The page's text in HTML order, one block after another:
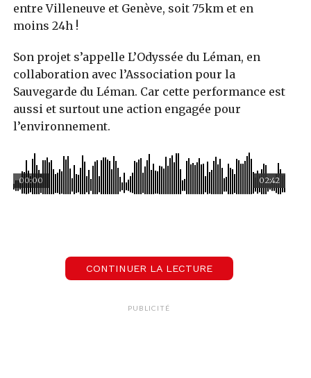
entre Villeneuve et Genève, soit 75km et en
moins 24h !
Son projet s’appelle L’Odyssée du Léman, en
collaboration avec l’Association pour la
Sauvegarde du Léman. Car cette performance est
aussi et surtout une action engagée pour
l’environnement.
02:42
00:00
Pour en savoir plus rdv sur
www.odysseeduleman.ch
.
CONTINUER LA LECTURE
PUBLICITÉ